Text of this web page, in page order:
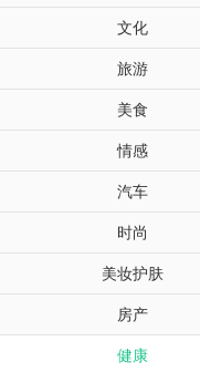
文化
旅游
美食
情感
汽车
时尚
美妆护肤
房产
健康